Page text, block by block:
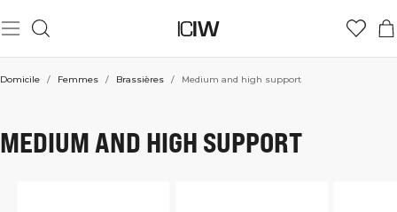
Domicile / Femmes / Brassières / Medium and high support
MEDIUM AND HIGH SUPPORT